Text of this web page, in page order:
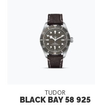
TUDOR
BLACK BAY 58 925